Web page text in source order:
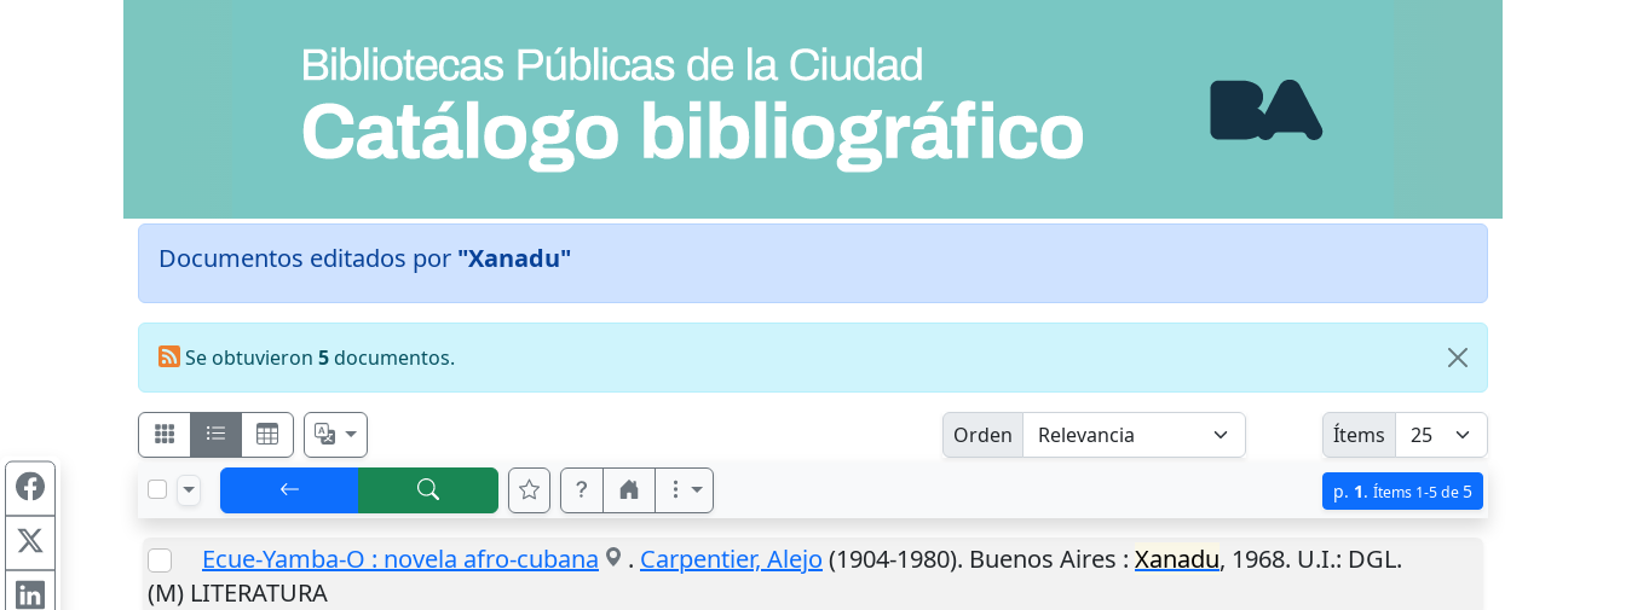
Documentos editados por "Xanadu"
Se obtuvieron 5documentos.
Orden Ítems
p. 1. Ítems 1-5 de 5
Ecue-Yamba-O : novela afro-cubana . Carpentier, Alejo (1904-1980). Buenos Aires : Xanadu, 1968. U.I.: DGL.
(M) LITERATURA